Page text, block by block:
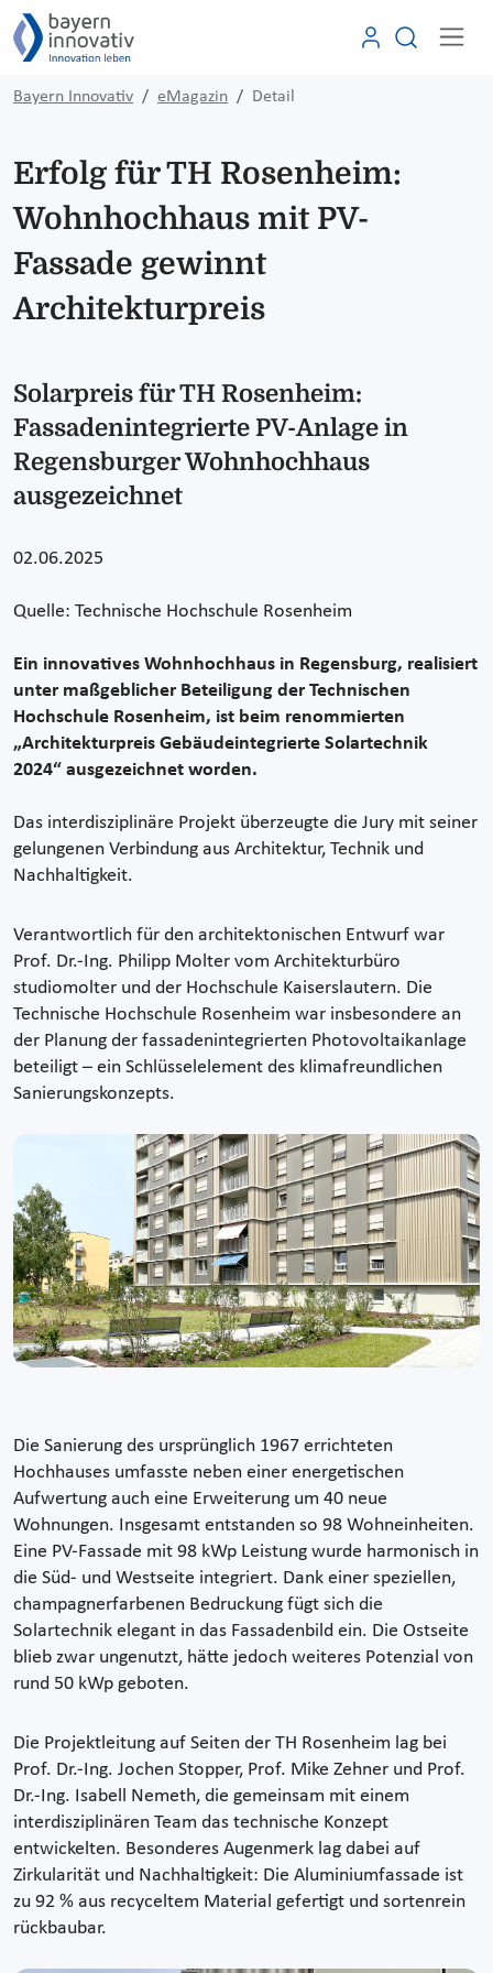
Bayern Innovativ eMagazin Detail
Erfolg für TH Rosenheim:
Wohnhochhaus mit PV-
Fassade gewinnt
Architekturpreis
Solarpreis für TH Rosenheim:
Fassadenintegrierte PV-Anlage in
Regensburger Wohnhochhaus
ausgezeichnet
02.06.2025
Quelle: Technische Hochschule Rosenheim
Ein innovatives Wohnhochhaus in Regensburg, realisiert
unter maßgeblicher Beteiligung der Technischen
Hochschule Rosenheim, ist beim renommierten
„Architekturpreis Gebäudeintegrierte Solartechnik
2024“ ausgezeichnet worden.
Das interdisziplinäre Projekt überzeugte die Jury mit seiner
gelungenen Verbindung aus Architektur, Technik und
Nachhaltigkeit.
Verantwortlich für den architektonischen Entwurf war
Prof. Dr.-Ing. Philipp Molter vom Architekturbüro
studiomolter und der Hochschule Kaiserslautern. Die
Technische Hochschule Rosenheim war insbesondere an
der Planung der fassadenintegrierten Photovoltaikanlage
beteiligt – ein Schlüsselelement des klimafreundlichen
Sanierungskonzepts.
Die Sanierung des ursprünglich 1967 errichteten
Hochhauses umfasste neben einer energetischen
Aufwertung auch eine Erweiterung um 40 neue
Wohnungen. Insgesamt entstanden so 98 Wohneinheiten.
Eine PV-Fassade mit 98 kWp Leistung wurde harmonisch in
die Süd- und Westseite integriert. Dank einer speziellen,
champagnerfarbenen Bedruckung fügt sich die
Solartechnik elegant in das Fassadenbild ein. Die Ostseite
blieb zwar ungenutzt, hätte jedoch weiteres Potenzial von
rund 50 kWp geboten.
Die Projektleitung auf Seiten der TH Rosenheim lag bei
Prof. Dr.-Ing. Jochen Stopper, Prof. Mike Zehner und Prof.
Dr.-Ing. Isabell Nemeth, die gemeinsam mit einem
interdisziplinären Team das technische Konzept
entwickelten. Besonderes Augenmerk lag dabei auf
Zirkularität und Nachhaltigkeit: Die Aluminiumfassade ist
zu 92 % aus recyceltem Material gefertigt und sortenrein
rückbaubar.